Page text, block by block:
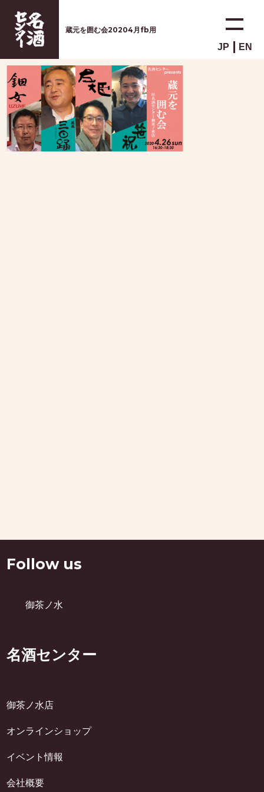
蔵元を囲む会20204月fb用
JP EN
Follow us
御茶ノ水
名酒センター
御茶ノ水店
オンラインショップ
イベント情報
会社概要